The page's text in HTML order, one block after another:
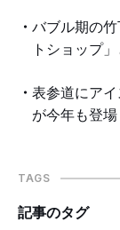
バブル期の
トショップ
表参道にアイ
が今年も登
TAGS
記事のタグ